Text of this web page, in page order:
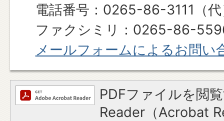
電話番号：0265-86-3111（代
ファクシミリ：0265-86-
メールフォームによるお問い
PDFファイルを閲
Reader（Acrobat